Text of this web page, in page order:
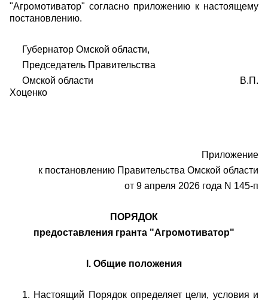
"Агромотиватор" согласно приложению к настоящему
постановлению.
Губернатор Омской области,
Председатель Правительства
Омской области В.П.
Хоценко
Приложение
к постановлению Правительства Омской области
от 9 апреля 2026 года N 145-п
ПОРЯДОК
предоставления гранта "Агромотиватор"
I. Общие положения
1. Настоящий Порядок определяет цели, условия и